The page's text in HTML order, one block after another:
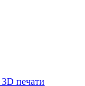
печати